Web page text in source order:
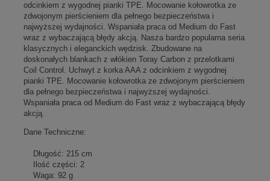
odcinkiem z wygodnej pianki TPE. Mocowanie kołowrotka ze
zdwojonym pierścieniem dla pełnego bezpieczeństwa i
najwyższej wydajności. Wspaniała praca od Medium do Fast
wraz z wybaczającą błędy akcją. Nasza bardzo popularna seria
klasycznych i eleganckich wędzisk. Zbudowane na
doskonałych blankach z włókien Toray Carbon z przelotkami
Coil Control. Uchwyt z korka AAA z odcinkiem z wygodnej
pianki TPE. Mocowanie kołowrotka ze zdwojonym pierścieniem
dla pełnego bezpieczeństwa i najwyższej wydajności.
Wspaniała praca od Medium do Fast wraz z wybaczającą błędy
akcją.
Dane Techniczne:
Długość: 215 cm
Ilość części: 2
Waga: 92 g